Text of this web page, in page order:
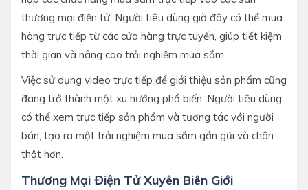
thương mại điện tử. Người tiêu dùng giờ đây có thể mua
hàng trực tiếp từ các cửa hàng trực tuyến, giúp tiết kiệm
thời gian và nâng cao trải nghiệm mua sắm.
Việc sử dụng video trực tiếp để giới thiệu sản phẩm cũng
đang trở thành một xu hướng phổ biến. Người tiêu dùng
có thể xem trực tiếp sản phẩm và tương tác với người
bán, tạo ra một trải nghiệm mua sắm gần gũi và chân
thật hơn.
Thương Mại Điện Tử Xuyên Biên Giới